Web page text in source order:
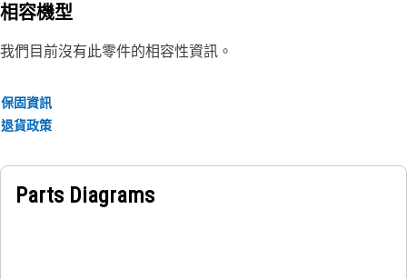
相容機型
我們目前沒有此零件的相容性資訊。
保固資訊
退貨政策
Parts Diagrams